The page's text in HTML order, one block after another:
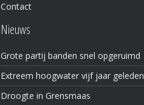
Contact
Nieuws
Grote partij banden snel opgeruimd
Extreem hoogwater vijf jaar geleden
Droogte in Grensmaas